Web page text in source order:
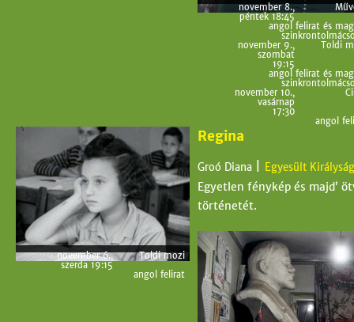
november 8.,
péntek 18:45
angol felirat és
november 9.,
szombat
19:15
Toldi
angol felirat és
november 10.,
vasárnap
17:30
angol
november 6.,
szerda 19:15
Toldi mozi
angol felirat
Regina
Groó Diana Egyesült Királyság
Egyetlen fénykép és majd’
történetét.